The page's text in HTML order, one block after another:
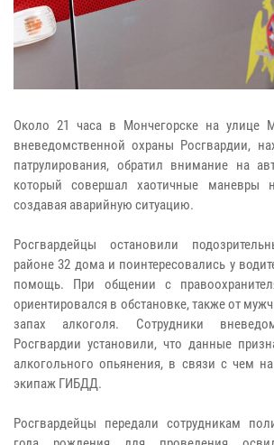
Около 21 часа в Мончегорске на улице
вневедомственной охраны Росгвардии,
патрулирования, обратил внимание на
который совершал хаотичные маневры
создавая аварийную ситуацию.
Росгвардейцы остановили
районе 32 дома и поинтересовались у
помощь. При общении с
ориентировался в обстановке, также от
запах алкоголя. Сотрудники
Росгвардии установили, что данные
алкогольного опьянения, в связи с чем
экипаж ГИБДД.
Росгвардейцы передали сотрудникам